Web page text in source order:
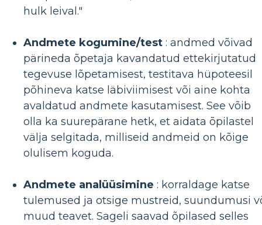
hulk leival."
Andmete kogumine/test : andmed võivad
pärineda õpetaja kavandatud ettekirjutatud
tegevuse lõpetamisest, testitava hüpoteesil
põhineva katse läbiviimisest või aine kohta
avaldatud andmete kasutamisest. See võib
olla ka suurepärane hetk, et aidata õpilastel
välja selgitada, milliseid andmeid on kõige
olulisem koguda.
Andmete analüüsimine : korraldage katse
tulemused ja otsige mustreid, suundumusi
muud teavet. Sageli saavad õpilased selles